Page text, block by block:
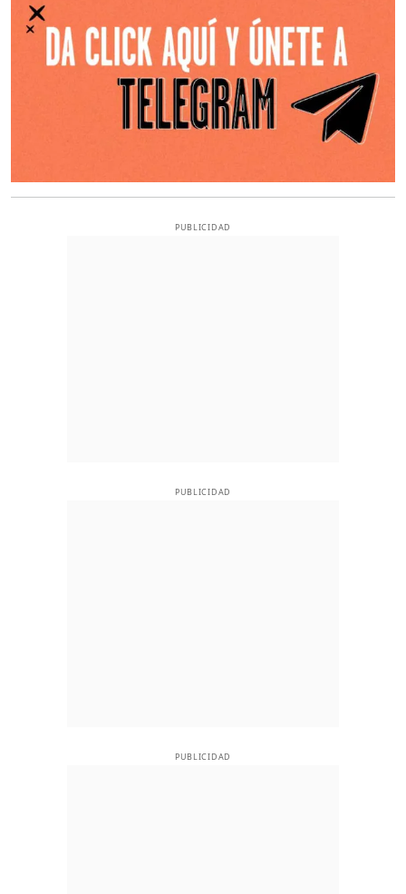
PUBLICIDAD
PUBLICIDAD
PUBLICIDAD